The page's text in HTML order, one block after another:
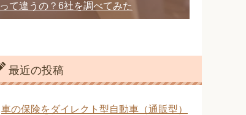
って違うの？6社を調べてみた
最近の投稿
車の保険をダイレクト型自動車（通販型）